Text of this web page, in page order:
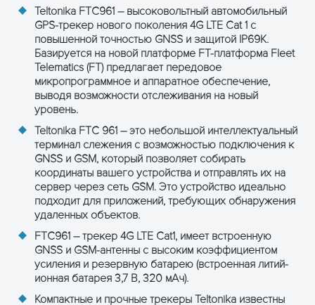
Teltonika FTC961 – высоковольтный автомобильный
GPS-трекер нового поколения 4G LTE Cat 1 с
повышенной точностью GNSS и защитой IP69K.
Базируется на новой платформе FT-платформа Fleet
Telematics (FT) предлагает передовое
микропрограммное и аппаратное обеспечение,
выводя возможности отслеживания на новый
уровень.
Teltonika FTC 961 – это небольшой интеллектуальный
терминал слежения с возможностью подключения к
GNSS и GSM, который позволяет собирать
координаты вашего устройства и отправлять их на
сервер через сеть GSM. Это устройство идеально
подходит для приложений, требующих обнаружения
удаленных объектов.
FTC961 – трекер 4G LTE Cat1, имеет встроенную
GNSS и GSM-антенны с высоким коэффициентом
усиления и резервную батарею (встроенная литий-
ионная батарея 3,7 В, 320 мАч).
Компактные и прочные трекеры Teltonika известны
Внутренний
Резервный
аккумулятор
Литий-
320 мАч, 3,7
Внутренний
предохранитель
3A, 125В
Физические
параметры
Размеры
118 x 48 x
x В)
Вес
118 г
Условия
работы
Рабочая
температура (без
аккумулятора)
Температура
хранения (без
аккумулятора)
ОСТАВЬТЕ ЗАЯВКУ
и получите консультацию